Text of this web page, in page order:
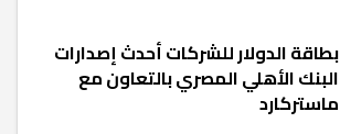
بطاقة الدولار للشركات أحدث إصدارات
البنك الأهلي المصري بالتعاون مع
ماستركارد